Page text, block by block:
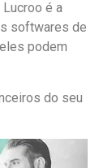
é a
softwares de
podem
do seu